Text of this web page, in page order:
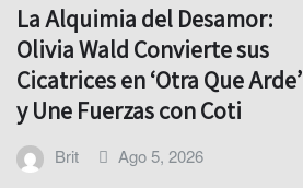
La Alquimia del Desamor:
Olivia Wald Convierte sus
Cicatrices en ‘Otra Que Arde’
y Une Fuerzas con Coti
Brit Ago 5, 2026